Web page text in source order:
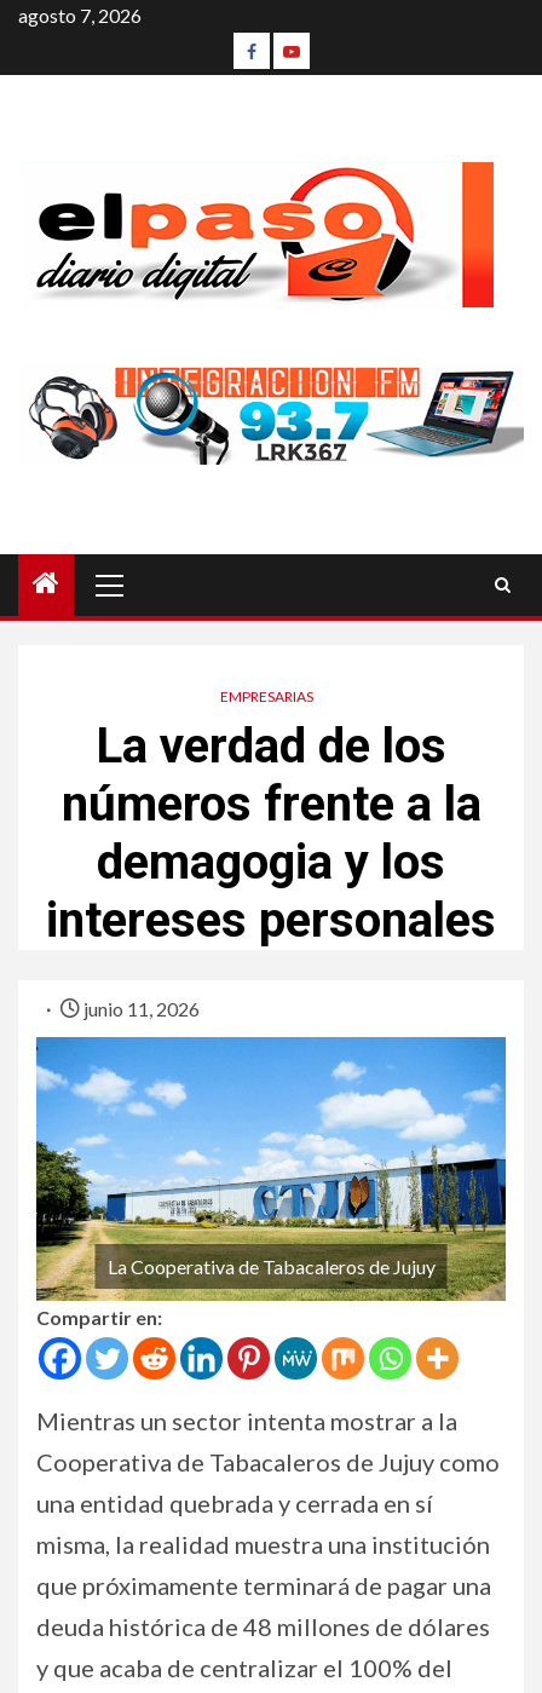
agosto 7, 2026
EMPRESARIAS
La verdad de los
números frente a la
demagogia y los
intereses personales
junio 11, 2026
La Cooperativa de Tabacaleros de Jujuy
Compartir en:
Mientras un sector intenta mostrar a la
Cooperativa de Tabacaleros de Jujuy como
una entidad quebrada y cerrada en sí
misma, la realidad muestra una institución
que próximamente terminará de pagar una
deuda histórica de 48 millones de dólares
y que acaba de centralizar el 100% del